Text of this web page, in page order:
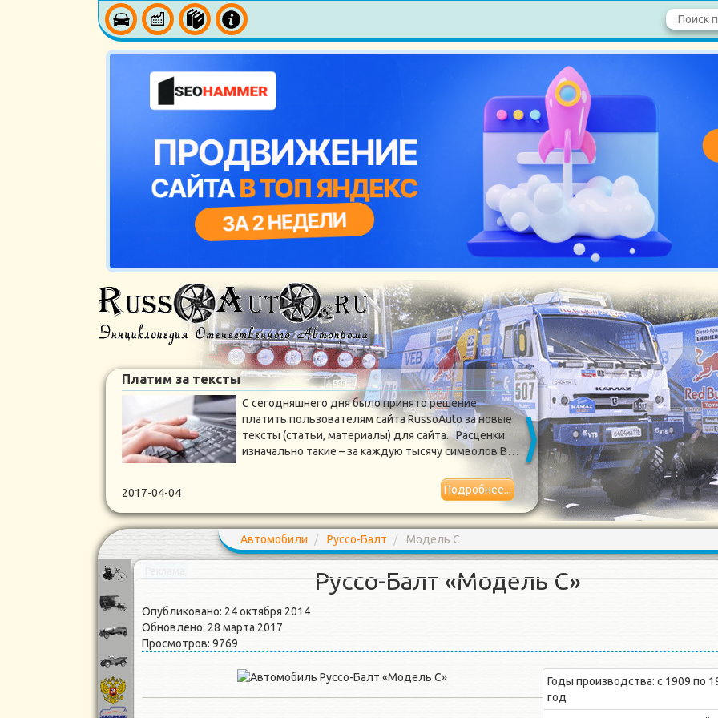
Платим за тексты
С сегодняшнего дня было принято решение
платить пользователям сайта RussoAuto за новые
тексты (статьи, материалы) для сайта. Расценки
изначально такие – за каждую тысячу символов В…
2017-04-04 Подробнее...
Обновился дизайн сайта
Сегодня
RussoAuto.ru
долго и не
был
2017-03-31
Автомобили Руссо-Балт Модель С
Руссо-Балт «Модель С»
Опубликовано: 24 октября 2014
Обновлено: 28 марта 2017
Просмотров: 9769
Годы производства: с 1909 по
год